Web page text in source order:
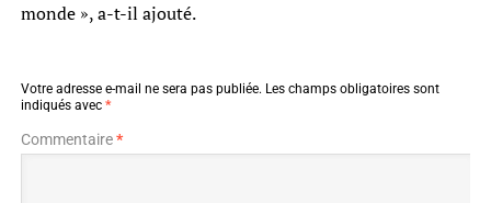
monde », a-t-il ajouté.
Votre adresse e-mail ne sera pas publiée. Les champs obligatoires sont
indiqués avec *
Commentaire*